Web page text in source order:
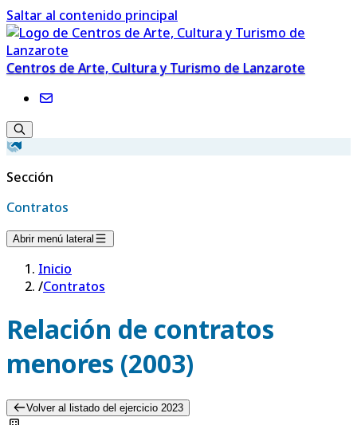
Saltar al contenido principal
Centros de Arte, Cultura y Turismo de Lanzarote
Sección
Contratos
Abrir menú lateral
Inicio
/Contratos
Relación de contratos
menores (2003)
Volver al listado del ejercicio 2023